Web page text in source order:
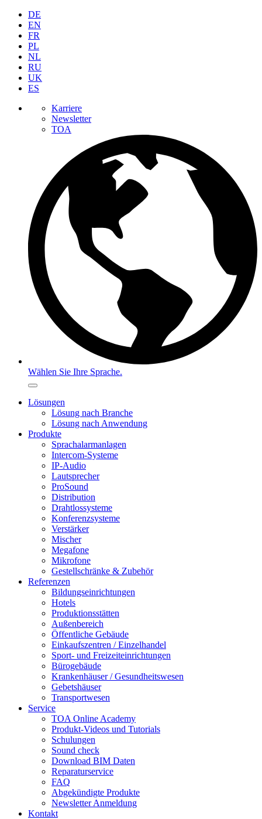
DE
EN
FR
PL
NL
RU
UK
ES
Karriere
Newsletter
TOA
Wählen Sie Ihre Sprache.
Lösungen
Lösung nach Branche
Lösung nach Anwendung
Produkte
Sprachalarmanlagen
Intercom-Systeme
IP-Audio
Lautsprecher
ProSound
Distribution
Drahtlossysteme
Konferenzsysteme
Verstärker
Mischer
Megafone
Mikrofone
Gestellschränke & Zubehör
Referenzen
Bildungseinrichtungen
Hotels
Produktionsstätten
Außenbereich
Öffentliche Gebäude
Einkaufszentren / Einzelhandel
Sport- und Freizeiteinrichtungen
Bürogebäude
Krankenhäuser / Gesundheitswesen
Gebetshäuser
Transportwesen
Service
TOA Online Academy
Produkt-Videos und Tutorials
Schulungen
Sound check
Download BIM Daten
Reparaturservice
FAQ
Abgekündigte Produkte
Newsletter Anmeldung
Kontakt